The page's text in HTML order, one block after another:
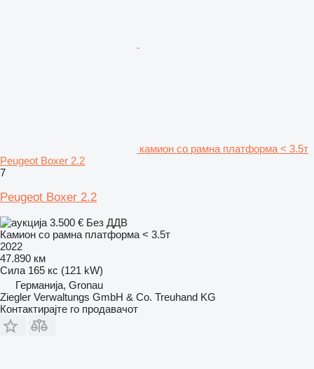
камион со рамна платформа < 3.5т
Peugeot Boxer 2.2
7
Peugeot Boxer 2.2
3.500 € Без ДДВ
Камион со рамна платформа < 3.5т
2022
47.890 км
Сила 165 кс (121 kW)
Германија, Gronau
Ziegler Verwaltungs GmbH & Co. Treuhand KG
Контактирајте го продавачот